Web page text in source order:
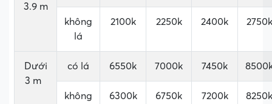
3.9 m
không
lá
2100k 2250k 2400k 2750k
Dưới
3 m ²
có lá 6550k 7000k 7450k
không
6300k 6750k 7200k 8250k